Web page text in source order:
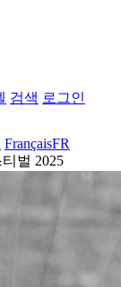
검색 로그인
FrançaisFR
벌 2025